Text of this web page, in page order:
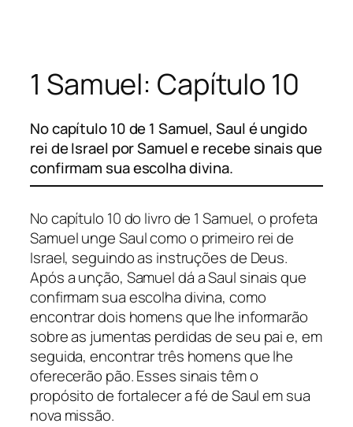
conteúdo
1 Samuel: Capítulo 10
No capítulo 10 de 1 Samuel, Saul é ungido
rei de Israel por Samuel e recebe sinais que
confirmam sua escolha divina.
No capítulo 10 do livro de 1 Samuel, o profeta
Samuel unge Saul como o primeiro rei de
Israel, seguindo as instruções de Deus.
Após a unção, Samuel dá a Saul sinais que
confirmam sua escolha divina, como
encontrar dois homens que lhe informarão
sobre as jumentas perdidas de seu pai e, em
seguida, encontrar três homens que lhe
oferecerão pão. Esses sinais têm o
propósito de fortalecer a fé de Saul em sua
nova missão.